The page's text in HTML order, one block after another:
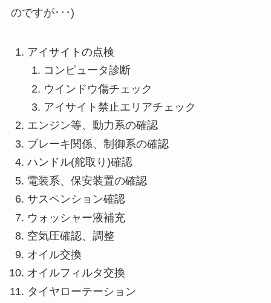
のですが･･･)
アイサイトの点検
コンピュータ診断
ウインドウ傷チェック
アイサイト禁止エリアチェック
エンジン等、動力系の確認
ブレーキ関係、制御系の確認
ハンドル(舵取り)確認
電装系、保安装置の確認
サスペンション確認
ウォッシャー液補充
空気圧確認、調整
オイル交換
オイルフィルタ交換
タイヤローテーション